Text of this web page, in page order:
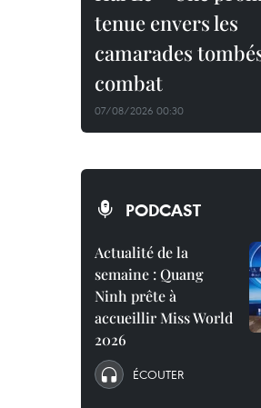
tenue envers les
camarades
combat
07/08/2026 00:30
PODCAST
Actualité de la
semaine : Quang
Ninh prête à
accueillir Miss World
2026
ÉCOUTER